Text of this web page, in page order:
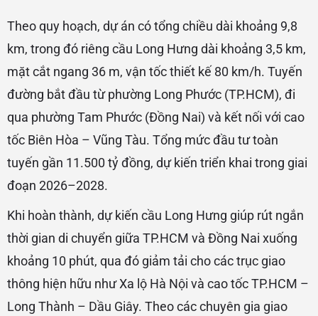
Theo quy hoạch, dự án có tổng chiều dài khoảng 9,8
km, trong đó riêng cầu Long Hưng dài khoảng 3,5 km,
mặt cắt ngang 36 m, vận tốc thiết kế 80 km/h. Tuyến
đường bắt đầu từ phường Long Phước (TP.HCM), đi
qua phường Tam Phước (Đồng Nai) và kết nối với cao
tốc Biên Hòa – Vũng Tàu. Tổng mức đầu tư toàn
tuyến gần 11.500 tỷ đồng, dự kiến triển khai trong giai
đoạn 2026–2028.
Khi hoàn thành, dự kiến cầu Long Hưng giúp rút ngắn
thời gian di chuyển giữa TP.HCM và Đồng Nai xuống
khoảng 10 phút, qua đó giảm tải cho các trục giao
thông hiện hữu như Xa lộ Hà Nội và cao tốc TP.HCM –
Long Thành – Dầu Giây. Theo các chuyên gia giao